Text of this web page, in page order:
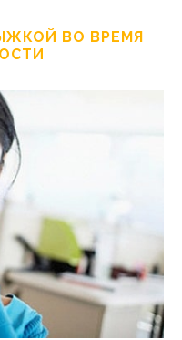
ВО ВРЕМЯ